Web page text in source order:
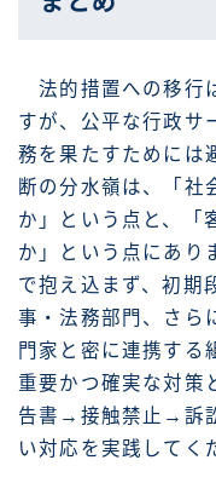
法的措置への移行
すが、公平な行政サ
務を果たすためには
断の分水嶺は、「社
か」という点と、「
か」という点にあり
で抱え込まず、初期
事・法務部門、さら
門家と密に連携する
重要かつ確実な対策
告書→接触禁止→訴
い対応を実践してく